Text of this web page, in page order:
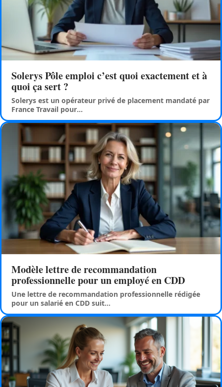
Solerys Pôle emploi c’est quoi exactement et à
quoi ça sert ?
Solerys est un opérateur privé de placement mandaté par
France Travail pour…
Modèle lettre de recommandation
professionnelle pour un employé en CDD
Une lettre de recommandation professionnelle rédigée
pour un salarié en CDD suit…